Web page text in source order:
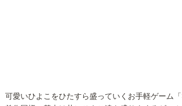
可愛いひよこをひたすら盛っていくお手軽ゲーム